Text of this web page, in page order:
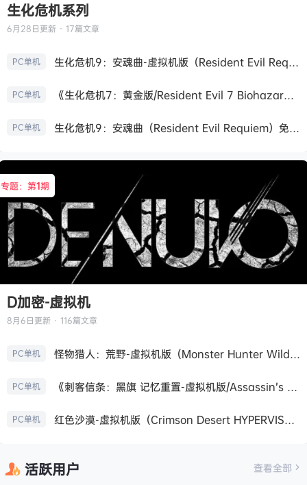
生化危机系列
6月28日更新 · 17篇文章
PC单机 生化危机9：安魂曲-虚拟机版（Resident Evil Requiem HYPERVISOR）免安装中文版
PC单机 《生化危机7：黄金版/Resident Evil 7 Biohazard》免安装中文版
PC单机 生化危机9：安魂曲（Resident Evil Requiem）免安装中文版
专题：第1期
D加密-虚拟机
8月6日更新 · 116篇文章
PC单机 怪物猎人：荒野-虚拟机版（Monster Hunter Wilds HYPERVISOR）免安装中文版
PC单机 《刺客信条：黑旗 记忆重置-虚拟机版/Assassin’s Creed Black Flag Resynced HYPERVISOR》免安装中文版
PC单机 红色沙漠-虚拟机版（Crimson Desert HYPERVISOR）免安装中文版
活跃用户 查看全部